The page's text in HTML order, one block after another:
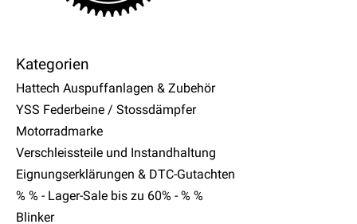
Kategorien
Hattech Auspuffanlagen & Zubehör
YSS Federbeine / Stossdämpfer
Motorradmarke
Verschleissteile und Instandhaltung
Eignungserklärungen & DTC-Gutachten
% % - Lager-Sale bis zu 60% - % %
Blinker